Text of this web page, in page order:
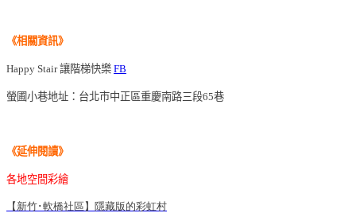
《相關資訊》
Happy Stair讓階梯快樂 FB
螢圃小巷地址：台北市中正區重慶南路三段65巷
《延伸閱讀》
各地空間彩繪
【新竹･軟橋社區】隱藏版的彩虹村